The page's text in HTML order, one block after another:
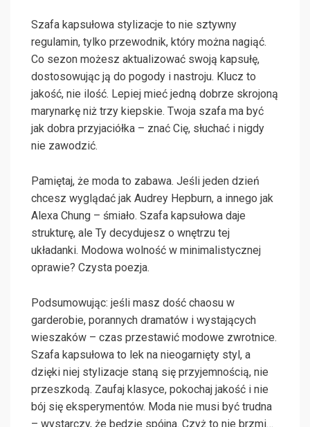
Szafa kapsułowa stylizacje to nie sztywny
regulamin, tylko przewodnik, który można nagiąć.
Co sezon możesz aktualizować swoją kapsułę,
dostosowując ją do pogody i nastroju. Klucz to
jakość, nie ilość. Lepiej mieć jedną dobrze skrojoną
marynarkę niż trzy kiepskie. Twoja szafa ma być
jak dobra przyjaciółka – znać Cię, słuchać i nigdy
nie zawodzić.
Pamiętaj, że moda to zabawa. Jeśli jeden dzień
chcesz wyglądać jak Audrey Hepburn, a innego jak
Alexa Chung – śmiało. Szafa kapsułowa daje
strukturę, ale Ty decydujesz o wnętrzu tej
układanki. Modowa wolność w minimalistycznej
oprawie? Czysta poezja.
Podsumowując: jeśli masz dość chaosu w
garderobie, porannych dramatów i wystających
wieszaków – czas przestawić modowe zwrotnice.
Szafa kapsułowa to lek na nieogarnięty styl, a
dzięki niej stylizacje staną się przyjemnością, nie
przeszkodą. Zaufaj klasyce, pokochaj jakość i nie
bój się eksperymentów. Moda nie musi być trudna
– wystarczy, że będzie spójna. Czyż to nie brzmi…